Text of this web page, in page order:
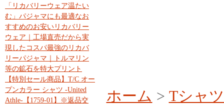
「リカバリーウェア温たい
む」パジャマにも最適なお
すすめのお安いリカバリー
ウェア｜工場直売だから実
現したコスパ最強のリカバ
リーパジャマ｜トルマリン
等の鉱石を特大プリント
【特別セール商品】T/C オー
プンカラー シャツ -United
Athle-【1759-01】※返品交
ホーム > Tシャ